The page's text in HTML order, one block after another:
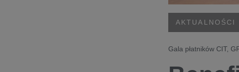
AKTUALNOŚCI
Gala płatników CIT,